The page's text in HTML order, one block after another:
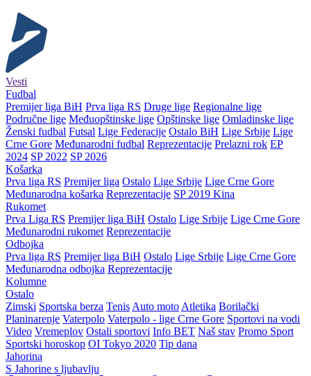
Vesti
Fudbal
Premijer liga BiH Prva liga RS Druge lige Regionalne lige
Područne lige Međuopštinske lige Opštinske lige Omladinske lige
Ženski fudbal Futsal Lige Federacije Ostalo BiH Lige Srbije Lige
Crne Gore Međunarodni fudbal Reprezentacije Prelazni rok EP
2024 SP 2022 SP 2026
Košarka
Prva liga RS Premijer liga Ostalo Lige Srbije Lige Crne Gore
Međunarodna košarka Reprezentacije SP 2019 Kina
Rukomet
Prva Liga RS Premijer liga BiH Ostalo Lige Srbije Lige Crne Gore
Međunarodni rukomet Reprezentacije
Odbojka
Prva liga RS Premijer liga BiH Ostalo Lige Srbije Lige Crne Gore
Međunarodna odbojka Reprezentacije
Kolumne
Ostalo
Zimski Sportska berza Tenis Auto moto Atletika Borilački
Planinarenje Vaterpolo Vaterpolo - lige Crne Gore Sportovi na vodi
Video Vremeplov Ostali sportovi Info BET Naš stav Promo Sport
Sportski horoskop OI Tokyo 2020 Tip dana
Jahorina
S Jahorine s ljubavlju